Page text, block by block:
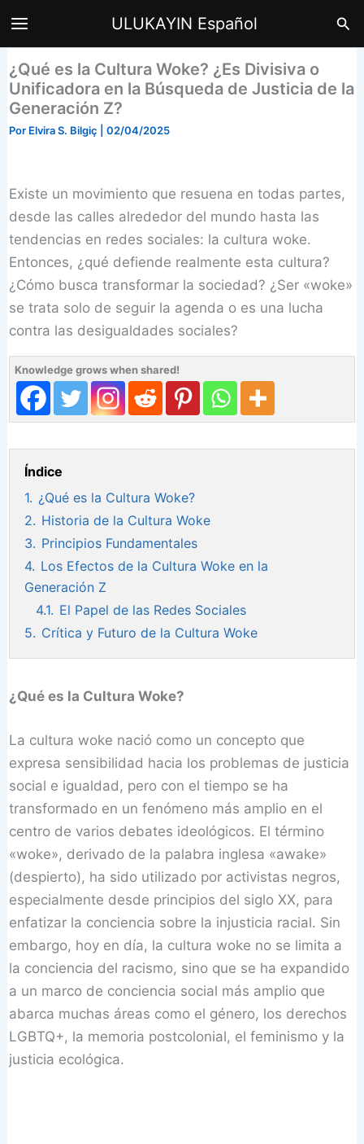
ULUKAYIN Español
¿Qué es la Cultura Woke? ¿Es Divisiva o
Unificadora en la Búsqueda de Justicia de la
Generación Z?
Por Elvira S. Bilgiç |02/04/2025
Existe un movimiento que resuena en todas partes,
desde las calles alrededor del mundo hasta las
tendencias en redes sociales: la cultura woke.
Entonces, ¿qué defiende realmente esta cultura?
¿Cómo busca transformar la sociedad? ¿Ser «woke»
se trata solo de seguir la agenda o es una lucha
contra las desigualdades sociales?
Knowledge grows when shared!
Índice
1. ¿Qué es la Cultura Woke?
2. Historia de la Cultura Woke
3. Principios Fundamentales
4. Los Efectos de la Cultura Woke en la
Generación Z
4.1. El Papel de las Redes Sociales
5. Crítica y Futuro de la Cultura Woke
¿Qué es la Cultura Woke?
La cultura woke nació como un concepto que
expresa sensibilidad hacia los problemas de justicia
social e igualdad, pero con el tiempo se ha
transformado en un fenómeno más amplio en el
centro de varios debates ideológicos. El término
«woke», derivado de la palabra inglesa «awake»
(despierto), ha sido utilizado por activistas negros,
especialmente desde principios del siglo XX, para
enfatizar la conciencia sobre la injusticia racial. Sin
embargo, hoy en día, la cultura woke no se limita a
la conciencia del racismo, sino que se ha expandido
a un marco de conciencia social más amplio que
abarca muchas áreas como el género, los derechos
LGBTQ+, la memoria postcolonial, el feminismo y la
justicia ecológica.